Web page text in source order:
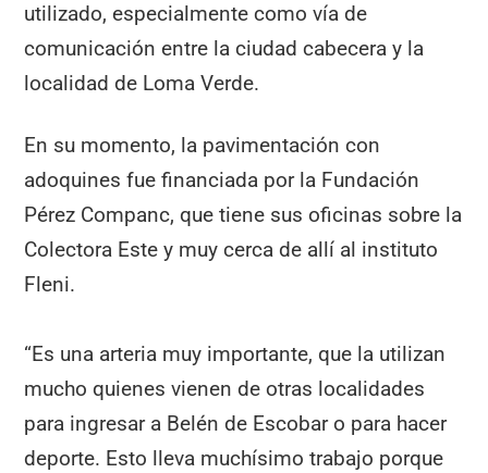
utilizado, especialmente como vía de
comunicación entre la ciudad cabecera y la
localidad de Loma Verde.
En su momento, la pavimentación con
adoquines fue financiada por la Fundación
Pérez Companc, que tiene sus oficinas sobre la
Colectora Este y muy cerca de allí al instituto
Fleni.
“Es una arteria muy importante, que la utilizan
mucho quienes vienen de otras localidades
para ingresar a Belén de Escobar o para hacer
deporte. Esto lleva muchísimo trabajo porque